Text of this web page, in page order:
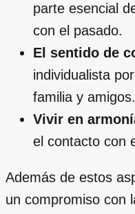
parte esencial
con el pasado.
El sentido de
individualista
familia y amigos.
Vivir en
el contacto con
Además de estos
un compromiso con